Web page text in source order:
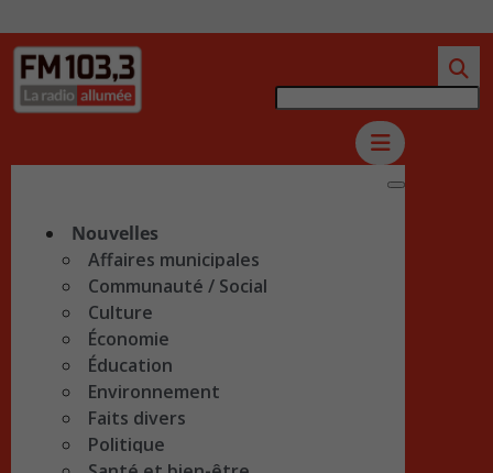
Nouvelles
Affaires municipales
Communauté / Social
Culture
Économie
Éducation
Environnement
Faits divers
Politique